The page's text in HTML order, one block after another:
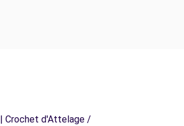
Crochet d'Attelage /